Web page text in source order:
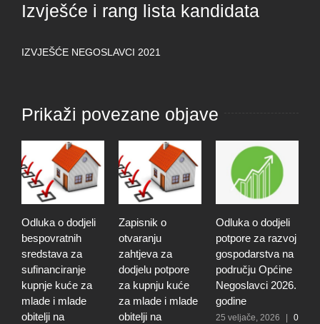
Izvješće i rang lista kandidata
IZVJEŠĆE NEGOSLAVCI 2021
Prikaži povezane objave
Odluka o dodjeli
bespovratnih
sredstava za
sufinanciranje
kupnje kuće za
mlade i mlade
obitelji na
Zapisnik o
otvaranju
zahtjeva za
dodjelu potpore
za kupnju kuće
za mlade i mlade
obitelji na
Odluka o dodjeli
potpore za razvoj
gospodarstva na
području Općine
Negoslavci 2026.
godine
25 veljače, 2026
0